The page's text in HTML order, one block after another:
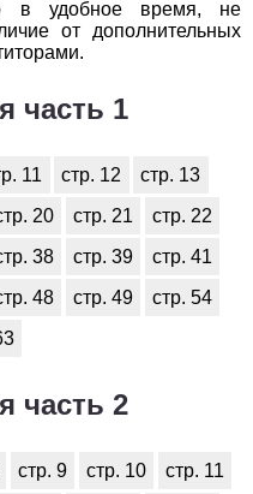
в удобное время, не
от дополнительных
часть 1
11 стр. 12
стр. 13
20 стр. 21
стр. 22
38 стр. 39
стр. 41
48 стр. 49
стр. 54
часть 2
стр. 9 стр. 10
стр. 11